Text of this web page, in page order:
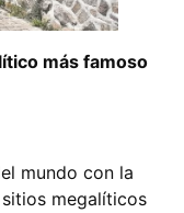
más famoso
mundo con la
megalíticos